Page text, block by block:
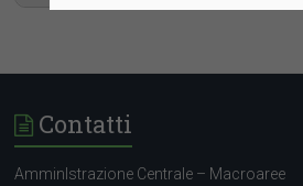
Contatti
AmminIstrazione Centrale – Macroaree